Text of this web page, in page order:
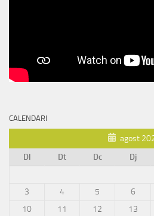
CALENDARI
agost
Dl
Dt Dc Dj
3
4 5 6
10
11 12 13